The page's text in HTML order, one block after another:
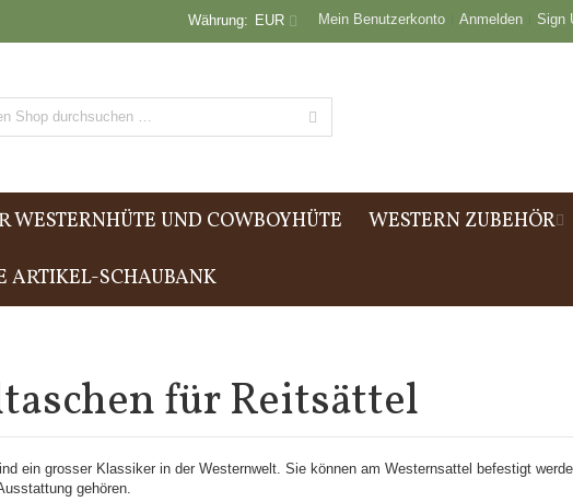
Mein Benutzerkonto Anmelden Sign
Währung: EUR
WESTERNHÜTE UND COWBOYHÜTE WESTERN ZUBEHÖR
ARTIKEL-SCHAUBANK
für Reitsättel
ein grosser Klassiker in der Westernwelt. Sie können am Westernsattel befestigt
gehören.